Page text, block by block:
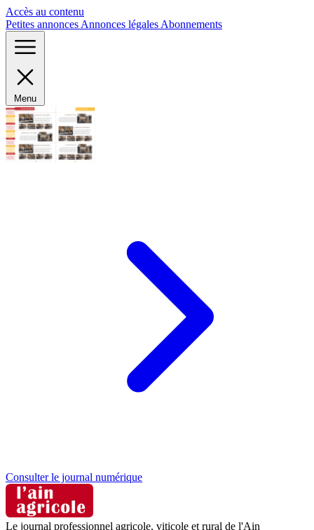
Accès au contenu
Petites annonces Annonces légales Abonnements
Menu
Consulter le journal numérique
Le journal professionnel agricole, viticole et rural de l'Ain
Panneau de gestion des cookies